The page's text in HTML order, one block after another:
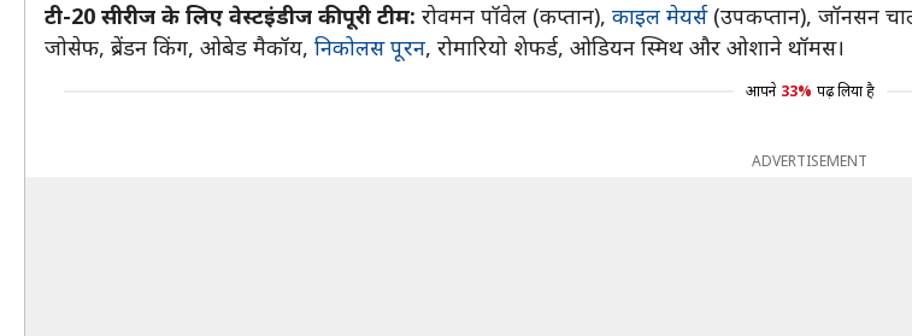
टी-20 सीरीज के लिए वेस्टइंडीज की पूरी टीम: रोवमन पॉवेल (कप्तान), काइल मेयर्स(उपकप्तान), जॉनसन
जोसेफ, ब्रेंडन किंग, ओबेड मैकॉय, निकोलस पूरन, रोमारियो शेफर्ड, ओडियन स्मिथ और ओशाने थॉमस।
आपने 33% पढ़ लिया है
ADVERTISEMENT